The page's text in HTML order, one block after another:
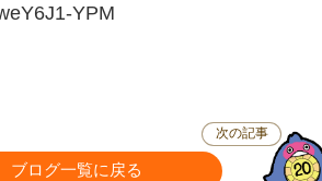
YPM
ブログ一覧に戻る
次の記事